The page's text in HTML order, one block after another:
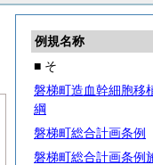
例規名称
■ そ
磐梯町造血幹細胞移
綱
磐梯町総合計画条例
磐梯町総合計画条例